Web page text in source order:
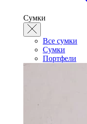
Сумки
Все сумки
Сумки
Портфели